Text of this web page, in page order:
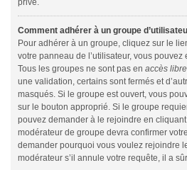
privé.
Comment adhérer à un groupe
Pour adhérer à un groupe, cliquez sur le
votre panneau de l’utilisateur, vous
Tous les groupes ne sont pas en accès libre
une validation, certains sont fermés et
masqués. Si le groupe est ouvert, vous
sur le bouton approprié. Si le groupe
pouvez demander à le rejoindre en
modérateur de groupe devra confirmer
demander pourquoi vous voulez rejoindre
modérateur s’il annule votre requête, il a